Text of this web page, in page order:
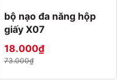
bộ nạo đa năng hộp
giấy X07
18.000₫
73.000₫